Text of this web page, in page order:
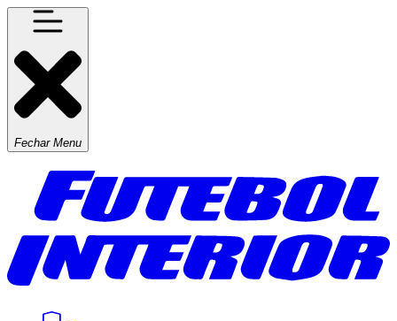
Fechar Menu